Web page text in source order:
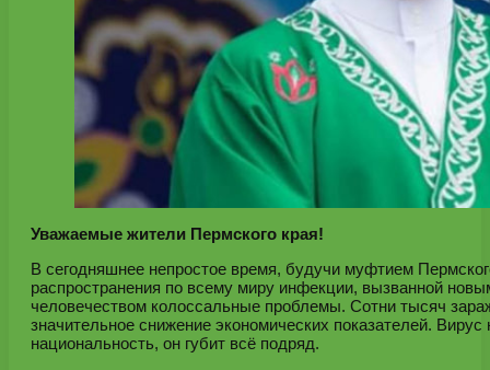
Уважаемые жители Пермского края!
В сегодняшнее непростое время, будучи муфтием
распространения по всему миру инфекции, вызванной
человечеством колоссальные проблемы. Сотни тысяч
значительное снижение экономических показателей. Вирус
национальность, он губит всё подряд.